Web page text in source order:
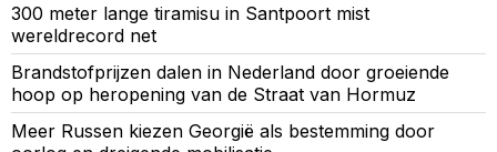
300 meter lange tiramisu in Santpoort mist
wereldrecord net
Brandstofprijzen dalen in Nederland door groeiende
hoop op heropening van de Straat van Hormuz
Meer Russen kiezen Georgië als bestemming door